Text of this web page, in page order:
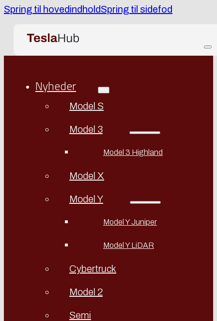
Spring til hovedindholdSpring til sidefod
Nyheder
Model S
Model 3
Model 3 Highland
Model X
Model Y
Model Y Juniper
Model Y LiDAR
Cybertruck
Model 2
Semi